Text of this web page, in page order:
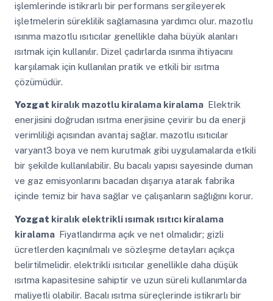
işlemlerinde istikrarlı bir performans sergileyerek
işletmelerin süreklilik sağlamasına yardımcı olur. mazotlu
ısınma mazotlu ısıtıcılar genellikle daha büyük alanları
ısıtmak için kullanılır. Dizel çadırlarda ısınma ihtiyacını
karşılamak için kullanılan pratik ve etkili bir ısıtma
çözümüdür.
Yozgat kiralık mazotlu kiralama kiralama Elektrik
enerjisini doğrudan ısıtma enerjisine çevirir bu da enerji
verimliliği açısından avantaj sağlar. mazotlu ısıtıcılar
varyant3 boya ve nem kurutmak gibi uygulamalarda etkili
bir şekilde kullanılabilir. Bu bacalı yapısı sayesinde duman
ve gaz emisyonlarını bacadan dışarıya atarak fabrika
içinde temiz bir hava sağlar ve çalışanların sağlığını korur.
Yozgat kiralık elektrikli ısımak ısıtıcı kiralama
kiralama Fiyatlandırma açık ve net olmalıdır; gizli
ücretlerden kaçınılmalı ve sözleşme detayları açıkça
belirtilmelidir. elektrikli ısıtıcılar genellikle daha düşük
ısıtma kapasitesine sahiptir ve uzun süreli kullanımlarda
maliyetli olabilir. Bacalı ısıtma süreçlerinde istikrarlı bir